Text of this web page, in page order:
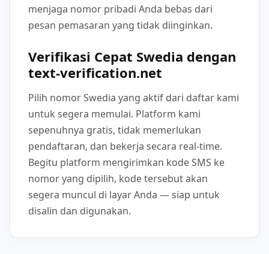
menjaga nomor pribadi Anda bebas dari
pesan pemasaran yang tidak diinginkan.
Verifikasi Cepat Swedia dengan
text-verification.net
Pilih nomor Swedia yang aktif dari daftar kami
untuk segera memulai. Platform kami
sepenuhnya gratis, tidak memerlukan
pendaftaran, dan bekerja secara real-time.
Begitu platform mengirimkan kode SMS ke
nomor yang dipilih, kode tersebut akan
segera muncul di layar Anda — siap untuk
disalin dan digunakan.